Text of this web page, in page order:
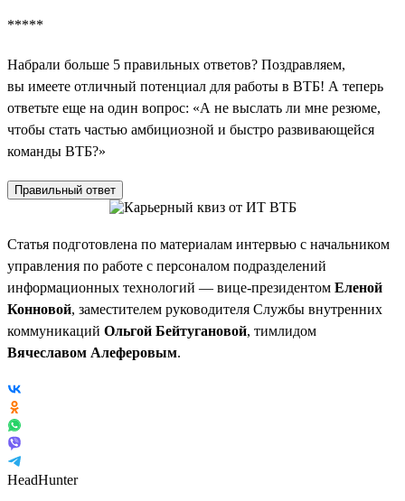
*****
Набрали больше 5 правильных ответов? Поздравляем,
вы имеете отличный потенциал для работы в ВТБ! А теперь
ответьте еще на один вопрос: «А не выслать ли мне резюме,
чтобы стать частью амбициозной и быстро развивающейся
команды ВТБ?»
Правильный ответ
Статья подготовлена по материалам интервью с начальником
управления по работе с персоналом подразделений
информационных технологий — вице-президентом Еленой
Конновой, заместителем руководителя Службы внутренних
коммуникаций Ольгой Бейтугановой, тимлидом
Вячеславом Алеферовым.
HeadHunter